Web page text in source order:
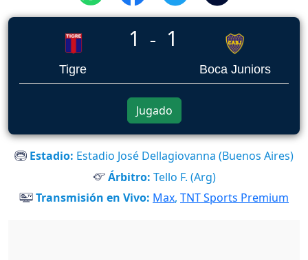
Tigre
1 _ 1
Boca Juniors
Jugado
Estadio: Estadio José Dellagiovanna (Buenos Aires)
Árbitro: Tello F. (Arg)
Transmisión en Vivo: Max, TNT Sports Premium